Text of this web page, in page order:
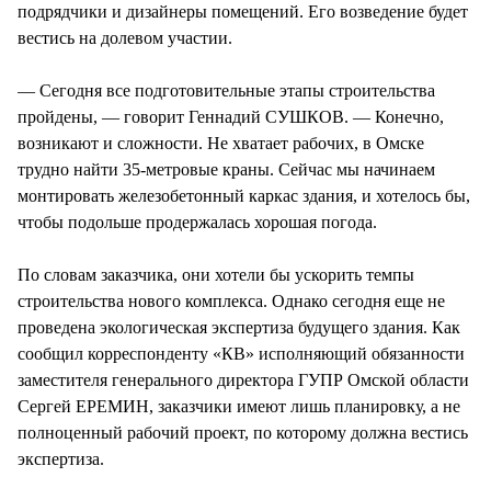
подрядчики и дизайнеры помещений. Его возведение будет
вестись на долевом участии.
— Сегодня все подготовительные этапы строительства
пройдены, — говорит Геннадий СУШКОВ. — Конечно,
возникают и сложности. Не хватает рабочих, в Омске
трудно найти 35-метровые краны. Сейчас мы начинаем
монтировать железобетонный каркас здания, и хотелось бы,
чтобы подольше продержалась хорошая погода.
По словам заказчика, они хотели бы ускорить темпы
строительства нового комплекса. Однако сегодня еще не
проведена экологическая экспертиза будущего здания. Как
сообщил корреспонденту «КВ» исполняющий обязанности
заместителя генерального директора ГУПР Омской области
Сергей ЕРЕМИН, заказчики имеют лишь планировку, а не
полноценный рабочий проект, по которому должна вестись
экспертиза.